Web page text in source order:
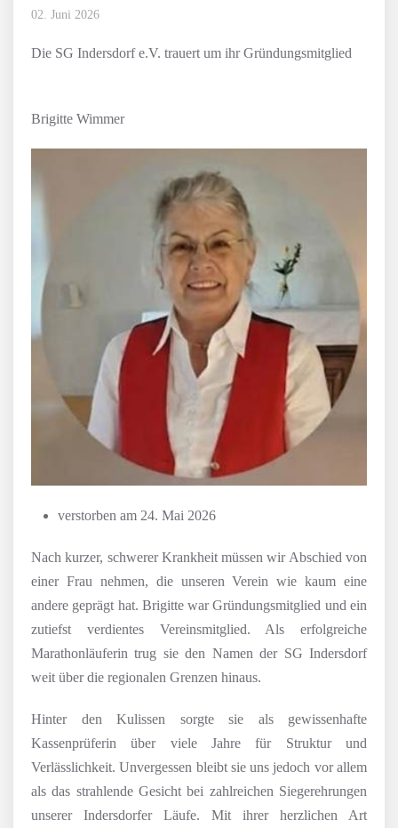
02. Juni 2026
Die SG Indersdorf e.V. trauert um ihr Gründungsmitglied
Brigitte Wimmer
verstorben am 24. Mai 2026
Nach kurzer, schwerer Krankheit müssen wir Abschied von
einer Frau nehmen, die unseren Verein wie kaum eine
andere geprägt hat. Brigitte war Gründungsmitglied und ein
zutiefst verdientes Vereinsmitglied. Als erfolgreiche
Marathonläuferin trug sie den Namen der SG Indersdorf
weit über die regionalen Grenzen hinaus.
Hinter den Kulissen sorgte sie als gewissenhafte
Kassenprüferin über viele Jahre für Struktur und
Verlässlichkeit. Unvergessen bleibt sie uns jedoch vor allem
als das strahlende Gesicht bei zahlreichen Siegerehrungen
unserer Indersdorfer Läufe. Mit ihrer herzlichen Art